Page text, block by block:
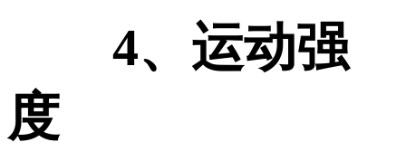
4、运动强
度